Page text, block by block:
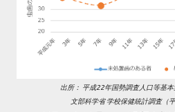
出所： 平成22年国勢調査人口等基本
文部科学省 学校保健統計調査（